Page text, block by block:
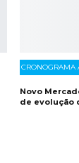
CRONOGRAMA
Novo
de evolução